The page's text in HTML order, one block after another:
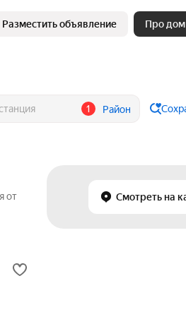
Разместить объявление Про дом
1 Район
Смотреть на
от